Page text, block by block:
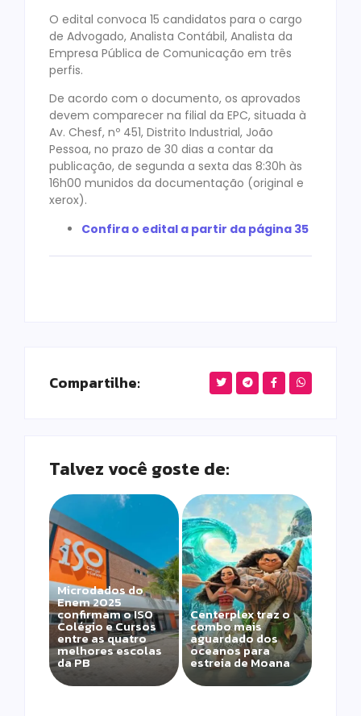
O edital convoca 15 candidatos para o cargo
de Advogado, Analista Contábil, Analista da
Empresa Pública de Comunicação em três
perfis.
De acordo com o documento, os aprovados
devem comparecer na filial da EPC, situada à
Av. Chesf, nº 451, Distrito Industrial, João
Pessoa, no prazo de 30 dias a contar da
publicação, de segunda a sexta das 8:30h às
16h00 munidos da documentação (original e
xerox).
Confira o edital a partir da página 35
Compartilhe:
Talvez você goste de:
Microdados do
Enem 2025
confirmam o ISO
Colégio e Cursos
entre as quatro
melhores escolas
da PB
Centerplex traz o
combo mais
aguardado dos
oceanos para
estreia de Moana